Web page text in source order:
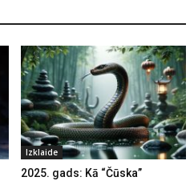
Izklaide
2025. gads: Kā “Čūska”